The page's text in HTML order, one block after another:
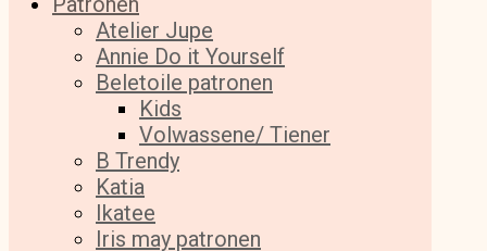
Atelier Jupe
Annie Do it Yourself
Beletoile patronen
Kids
Volwassene/ Tiener
B Trendy
Katia
Ikatee
Iris may patronen